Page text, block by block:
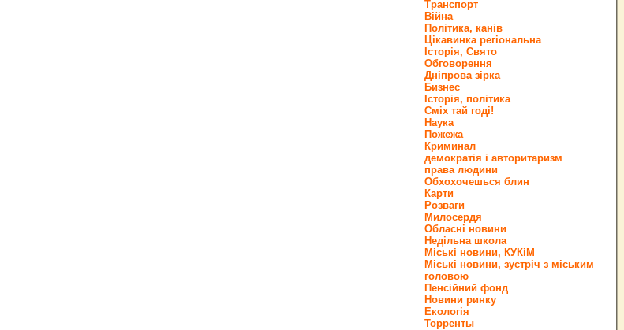
Транспорт
Війна
Політика, канів
Цікавинка регіональна
Історія, Свято
Обговорення
Дніпрова зірка
Бизнес
Історія, політика
Сміх тай годі!
Наука
Пожежа
Криминал
демократія і авторитаризм
права людини
Обхохочешься блин
Карти
Розваги
Милосердя
Обласні новини
Недільна школа
Міські новини, КУКіМ
Міські новини, зустріч з міським
головою
Пенсійний фонд
Новини ринку
Екологія
Торренты